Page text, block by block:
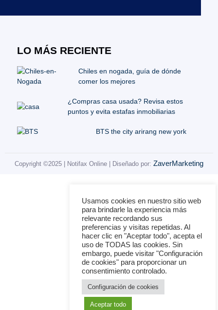
LO MÁS RECIENTE
Chiles en nogada, guía de dónde
comer los mejores
¿Compras casa usada? Revisa estos
puntos y evita estafas inmobiliarias
BTS the city arirang new york
Copyright ©2025 | Notifax Online | Diseñado por: ZaverMarketing
Usamos cookies en nuestro sitio web
para brindarle la experiencia más
relevante recordando sus
preferencias y visitas repetidas. Al
hacer clic en "Aceptar todo", acepta el
uso de TODAS las cookies. Sin
embargo, puede visitar "Configuración
de cookies" para proporcionar un
consentimiento controlado.
Configuración de cookies
Aceptar todo